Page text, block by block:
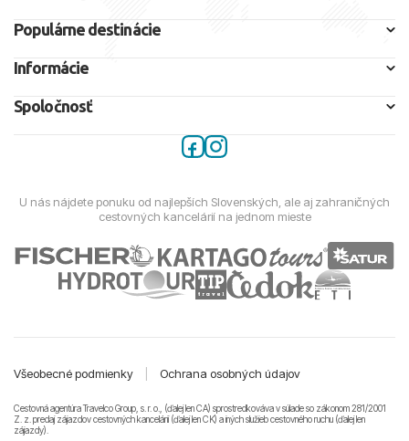
Populárne destinácie
Informácie
Spoločnosť
U nás nájdete ponuku od najlepších Slovenských, ale aj zahraničných
cestovných kancelárií na jednom mieste
Všeobecné podmienky Ochrana osobných údajov
Cestovná agentúra Travelco Group, s. r. o., (ďalej len CA) sprostredkováva v súlade so zákonom 281/2001
Z. z. predaj zájazdov cestovných kancelárii (ďalej len CK) a iných služieb cestovného ruchu (ďalej len
zájazdy).